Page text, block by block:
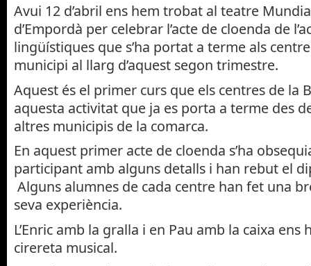
Avui 12 d’abril ens hem trobat al teatre
d’Empordà per celebrar l’acte de cloenda de
lingüístiques que s’ha portat a terme als
municipi al llarg d’aquest segon trimestre.
Aquest és el primer curs que els centres de la
aquesta activitat que ja es porta a terme des
altres municipis de la comarca.
En aquest primer acte de cloenda s’ha
participant amb alguns detalls i han rebut el
Alguns alumnes de cada centre han fet una
seva experiència.
L’Enric amb la gralla i en Pau amb la caixa ens
cirereta musical.